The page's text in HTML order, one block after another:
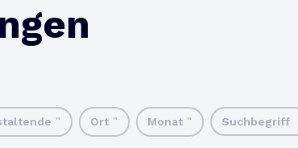
Ort Monat